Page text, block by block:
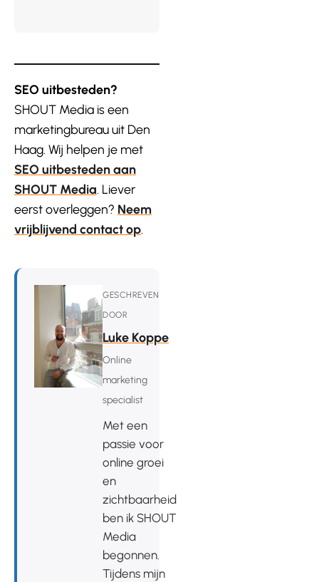
SEO uitbesteden?
SHOUT Media is een
marketingbureau uit Den
Haag. Wij helpen je met
SEO uitbesteden aan
SHOUT Media. Liever
eerst overleggen? Neem
vrijblijvend contact op.
GESCHREVEN
DOOR
Luke Koppe
Online
marketing
specialist
Met een
passie voor
online groei
en
zichtbaarheid
ben ik SHOUT
Media
begonnen.
Tijdens mijn